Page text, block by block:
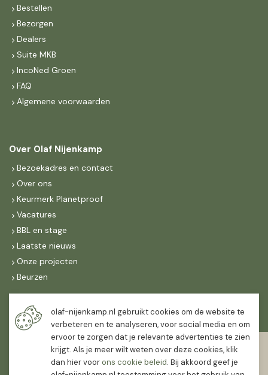
Bestellen
Bezorgen
Dealers
Suite MKB
IncoNed Groen
FAQ
Algemene voorwaarden
Over Olaf Nijenkamp
Bezoekadres en contact
Over ons
Keurmerk Planetproof
Vacatures
BBL en stage
Laatste nieuws
Onze projecten
Beurzen
Maandag t/m vrijdag
07:30-
16:30
12:00
olaf-nijenkamp.nl gebruikt cookies om de website te
verbeteren en te analyseren, voor social media en om
ervoor te zorgen dat je relevante advertenties te zien
krijgt. Als je meer wilt weten over deze cookies, klik
dan hier voorons cookie beleid. Bij akkoord geef je